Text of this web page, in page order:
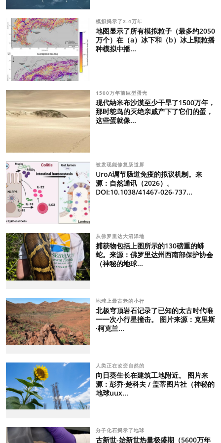
模拟揭示了2.4万年
地图显示了所有模拟粒子（最多约2050
万个）在（a）冰下和（b）冰上颗粒播
种模拟中播...
1500万年前巨型蛋壳
现代纳米布沙漠至少干旱了1500万年，
那时鸵鸟的灭绝亲戚产下了它们的蛋，
这些蛋就像...
被发现能修复肠道屏
UroA调节肠道免疫的拟议机制。来
源：自然通讯（2026）。
DOI:10.1038/41467-026-737...
从佛罗里达大沼泽地
捕获物包括上图所示的130磅重的蟒
蛇。来源：佛罗里达州西南部保护协会
（神秘的地球...
地球上最古老的小行
北极穹顶岩石记录了已知的太古时代唯
一一次小行星撞击。 图片来源：克里斯
·柯克兰...
人类正在改变自然的
向日葵生长在建筑工地附近。 图片来
源：彭乔·楚科夫 / 盖蒂图片社（神秘的
地球uux...
分子化石揭示了地球
古新世-始新世热量极盛期（5600万年